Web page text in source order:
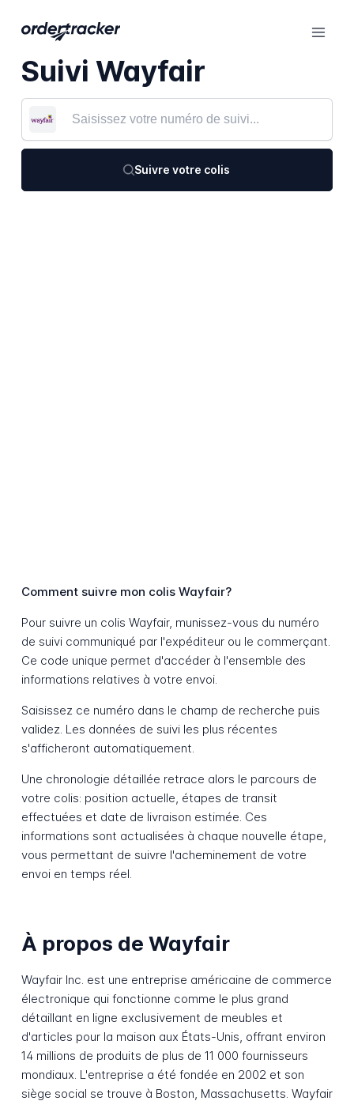
Suivi Wayfair
Suivre votre colis
Comment suivre mon colis Wayfair?
Pour suivre un colis Wayfair, munissez-vous du numéro
de suivi communiqué par l'expéditeur ou le commerçant.
Ce code unique permet d'accéder à l'ensemble des
informations relatives à votre envoi.
Saisissez ce numéro dans le champ de recherche puis
validez. Les données de suivi les plus récentes
s'afficheront automatiquement.
Une chronologie détaillée retrace alors le parcours de
votre colis: position actuelle, étapes de transit
effectuées et date de livraison estimée. Ces
informations sont actualisées à chaque nouvelle étape,
vous permettant de suivre l'acheminement de votre
envoi en temps réel.
À propos de Wayfair
Wayfair Inc. est une entreprise américaine de commerce
électronique qui fonctionne comme le plus grand
détaillant en ligne exclusivement de meubles et
d'articles pour la maison aux États-Unis, offrant environ
14 millions de produits de plus de 11 000 fournisseurs
mondiaux. L'entreprise a été fondée en 2002 et son
siège social se trouve à Boston, Massachusetts. Wayfair